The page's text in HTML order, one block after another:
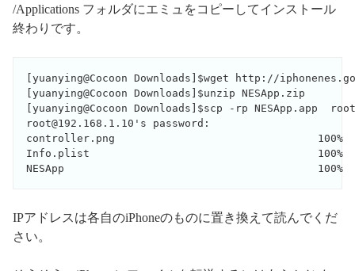
/Applications フォルダにエミュをコピーしてインストール
終わりです。
[yuanying@Cocoon Downloads]$wget http://
[yuanying@Cocoon Downloads]$unzip NESApp.zip
[yuanying@Cocoon Downloads]$scp -rp NESApp.app
root@192.168.1.10's password:
controller.png                                100%
Info.plist                                    100%
NESApp                                        100%
IPアドレスは各自のiPhoneのものに置き換えて読んでくだ
さい。